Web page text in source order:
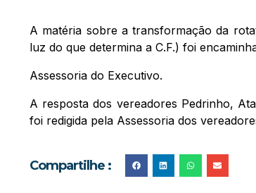
A matéria sobre a transformação da
luz do que determina a C.F.) foi
Assessoria do Executivo.
A resposta dos vereadores Pedrinho,
foi redigida pela Assessoria dos
Compartilhe :